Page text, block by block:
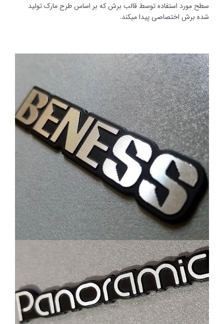
سطح مورد استفاده توسط قالب برش که بر اساس طرح مارک تولید
شده برش اختصاصی پیدا میکند.